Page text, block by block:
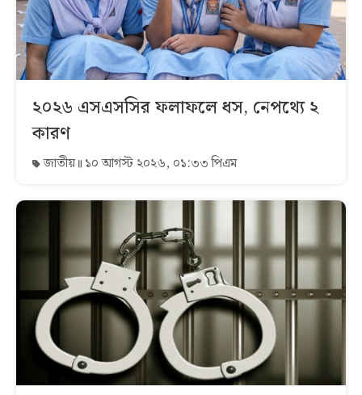
২০২৬ এসএসসির ফলাফলে ধস, নেপথ্যে ২
কারণ
জাতীয় ১০ আগস্ট ২০২৬, ০১:৩৩ পিএম